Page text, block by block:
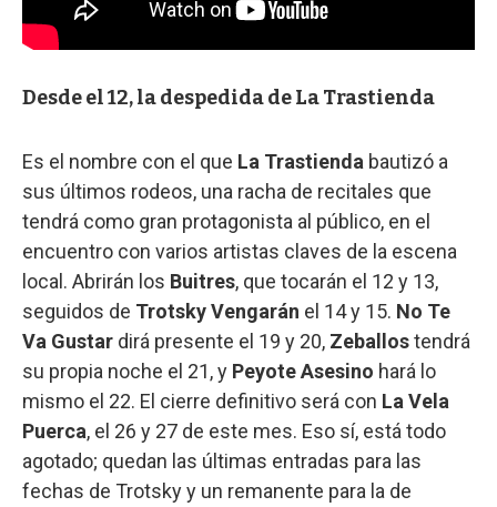
Desde el 12, la despedida de La Trastienda
Es el nombre con el que La Trastienda bautizó a
sus últimos rodeos, una racha de recitales que
tendrá como gran protagonista al público, en el
encuentro con varios artistas claves de la escena
local. Abrirán los Buitres, que tocarán el 12 y 13,
seguidos de Trotsky Vengarán el 14 y 15. No Te
Va Gustar dirá presente el 19 y 20, Zeballostendrá
su propia noche el 21, y Peyote Asesino hará lo
mismo el 22. El cierre definitivo será con La Vela
Puerca, el 26 y 27 de este mes. Eso sí, está todo
agotado; quedan las últimas entradas para las
fechas de Trotsky y un remanente para la de